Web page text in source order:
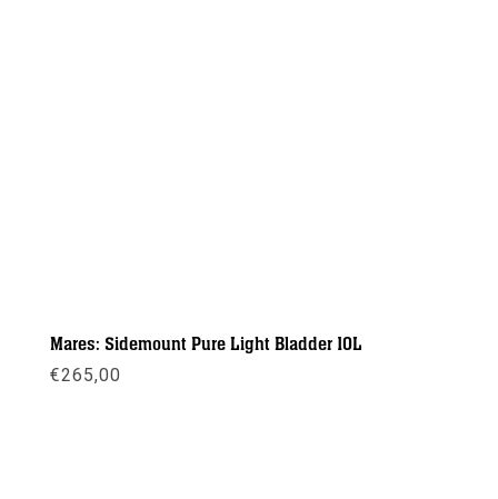
Mares: Sidemount Pure Light Bladder 10L
€265,00